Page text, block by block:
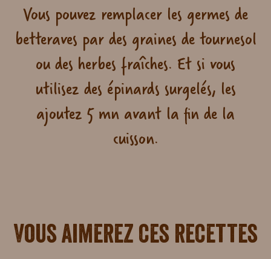
Vous pouvez remplacer les germes de
betteraves par des graines de tournesol
ou des herbes fraîches. Et si vous
utilisez des épinards surgelés, les
ajoutez 5 mn avant la fin de la
cuisson.
Vous aimerez ces recettes